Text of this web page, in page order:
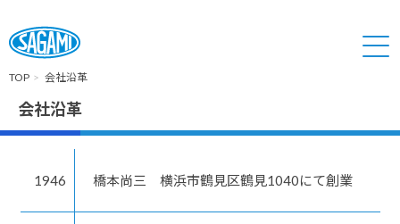
TOP 会社沿革
会社沿革
1946 橋本尚三 横浜市鶴見区鶴見1040にて創業